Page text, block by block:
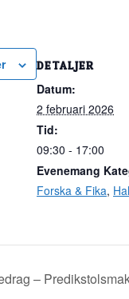
DETALJER
Datum:
2 februari 2026
Tid:
09:30 - 17:00
Evenemang
Forska & Fika,
–